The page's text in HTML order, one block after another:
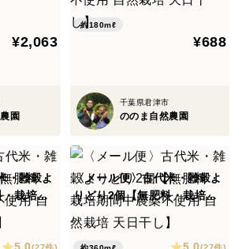
¥2,063
園
然栽培 天日干し】
約180mℓ
¥688
千葉県君津市
ののま自然農園
・雑穀よ
栽培期
(27件)
〈メール便〉古代米・雑穀よ
りどり2個【無肥料・栽培期
日干し】
(27件)